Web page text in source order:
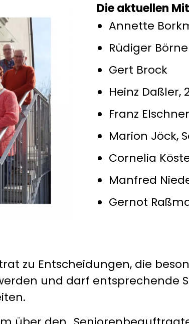
Die aktuellen
Annette
Rüdiger
Gert Brock
Heinz Daßler,
Franz Elschner
Marion Jöck,
Cornelia
Manfred
Gernot
zu Entscheidungen, die
und darf entsprechende